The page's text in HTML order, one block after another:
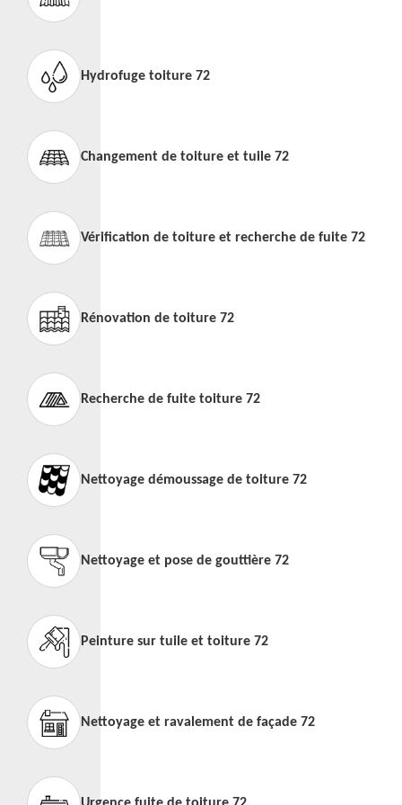
Hydrofuge toiture 72
Changement de toiture et tuile 72
Vérification de toiture et recherche de fuite 72
Rénovation de toiture 72
Recherche de fuite toiture 72
Nettoyage démoussage de toiture 72
Nettoyage et pose de gouttière 72
Peinture sur tuile et toiture 72
Nettoyage et ravalement de façade 72